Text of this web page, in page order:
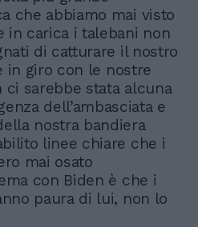
che abbiamo mai visto
in carica i talebani non
di catturare il nostro
in giro con le nostre
ci sarebbe stata alcuna
dell’ambasciata e
nostra bandiera
linee chiare che i
mai osato
con Biden è che i
paura di lui, non lo